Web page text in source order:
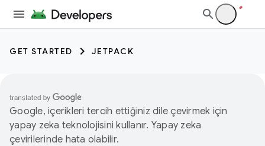
GET STARTED JETPACK
Google, içerikleri tercih ettiğiniz dile çevirmek için
yapay zeka teknolojisini kullanır. Yapay zeka
çevirilerinde hata olabilir.